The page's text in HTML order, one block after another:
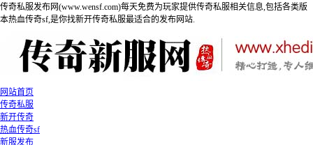
传奇私服发布网(www.wensf.com)每天免费为玩家提供传奇私服相关信息,包括各类版
本热血传奇sf,是你找新开传奇私服最适合的发布网站.
网站首页
传奇私服
新开传奇
热血传奇sf
新服发布